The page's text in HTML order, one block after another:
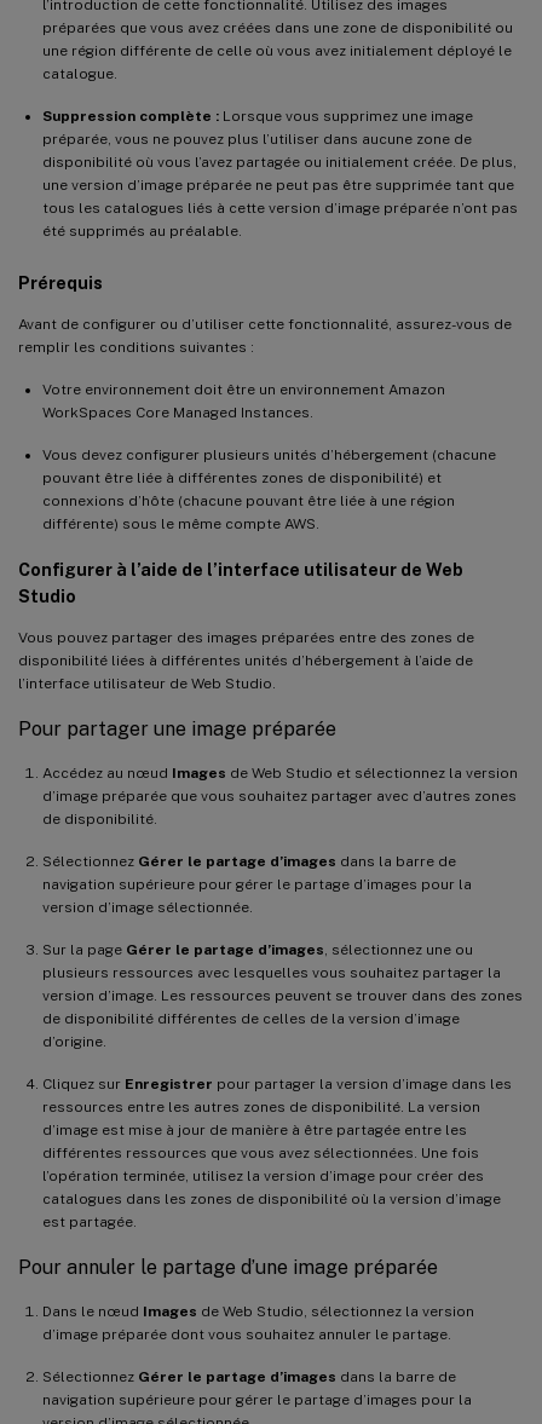
l’introduction de cette fonctionnalité. Utilisez des images
préparées que vous avez créées dans une zone de disponibilité ou
une région différente de celle où vous avez initialement déployé le
catalogue.
Suppression complète : Lorsque vous supprimez une image
préparée, vous ne pouvez plus l’utiliser dans aucune zone de
disponibilité où vous l’avez partagée ou initialement créée. De plus,
une version d’image préparée ne peut pas être supprimée tant que
tous les catalogues liés à cette version d’image préparée n’ont pas
été supprimés au préalable.
Prérequis
Avant de configurer ou d’utiliser cette fonctionnalité, assurez-vous de
remplir les conditions suivantes :
Votre environnement doit être un environnement Amazon
WorkSpaces Core Managed Instances.
Vous devez configurer plusieurs unités d’hébergement (chacune
pouvant être liée à différentes zones de disponibilité) et
connexions d’hôte (chacune pouvant être liée à une région
différente) sous le même compte AWS.
Configurer à l’aide de l’interface utilisateur de Web
Studio
Vous pouvez partager des images préparées entre des zones de
disponibilité liées à différentes unités d’hébergement à l’aide de
l’interface utilisateur de Web Studio.
Pour partager une image préparée
Accédez au nœud Images de Web Studio et sélectionnez la version
d’image préparée que vous souhaitez partager avec d’autres zones
de disponibilité.
Sélectionnez Gérer le partage d’images dans la barre de
navigation supérieure pour gérer le partage d’images pour la
version d’image sélectionnée.
Sur la page Gérer le partage d’images , sélectionnez une ou
plusieurs ressources avec lesquelles vous souhaitez partager la
version d’image. Les ressources peuvent se trouver dans des zones
de disponibilité différentes de celles de la version d’image
d’origine.
Cliquez sur Enregistrer pour partager la version d’image dans les
ressources entre les autres zones de disponibilité. La version
d’image est mise à jour de manière à être partagée entre les
différentes ressources que vous avez sélectionnées. Une fois
l’opération terminée, utilisez la version d’image pour créer des
catalogues dans les zones de disponibilité où la version d’image
est partagée.
Pour annuler le partage d’une image préparée
Dans le nœud Images de Web Studio, sélectionnez la version
d’image préparée dont vous souhaitez annuler le partage.
Sélectionnez Gérer le partage d’images dans la barre de
navigation supérieure pour gérer le partage d’images pour la